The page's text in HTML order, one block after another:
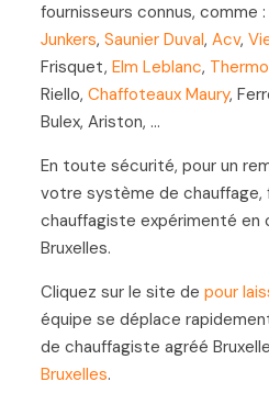
fournisseurs connus, comme
Junkers, Saunier Duval, Acv,
Frisquet, Elm Leblanc,
Riello, Chaffoteaux Maury,
Bulex, Ariston, …
En toute sécurité, pour un
votre système de chauffage,
chauffagiste expérimenté en
Bruxelles.
Cliquez sur le site de pour
équipe se déplace
de chauffagiste agréé
Bruxelles.